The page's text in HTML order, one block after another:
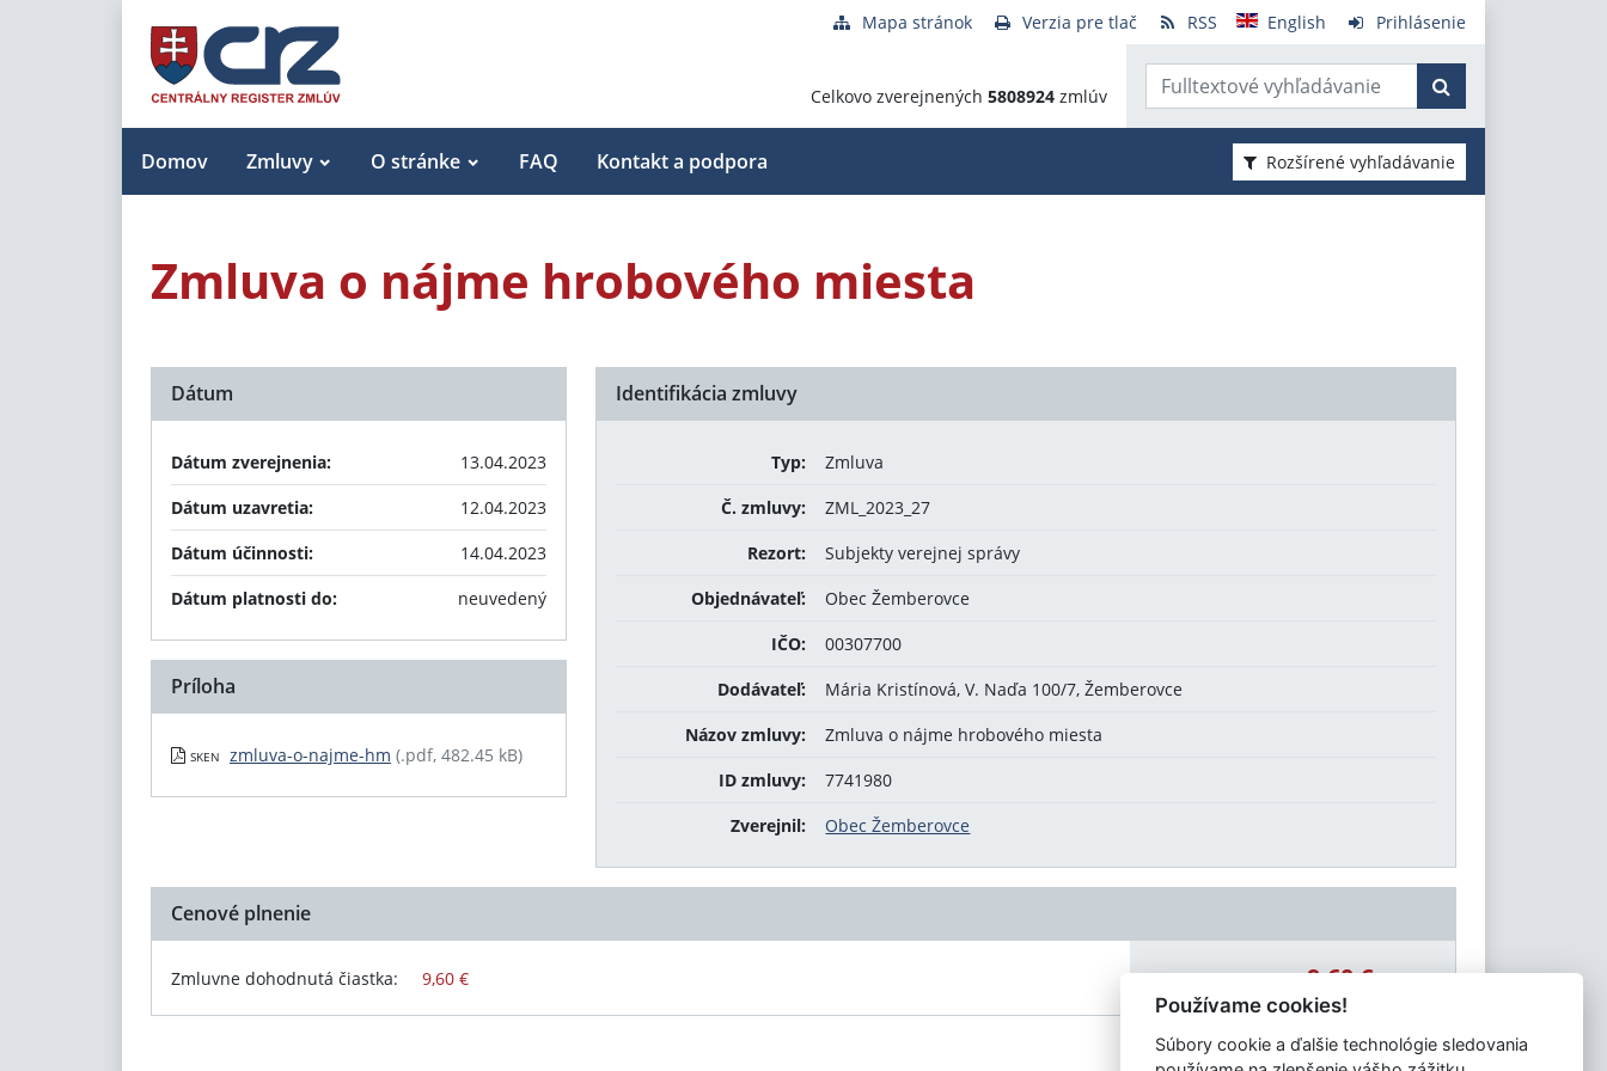
Mapa stránok Verzia pre tlač RSS English Prihlásenie
Celkovo zverejnených 5808924 zmlúv
Domov Zmluvy O stránke FAQ Kontakt a podpora Rozšírené vyhľadávanie
Zmluva o nájme hrobového miesta
Identifikácia zmluvy
Typ:
Zmluva
Č. zmluvy:
ZML_2023_27
Rezort:
Subjekty verejnej správy
Objednávateľ:
Obec Žemberovce
IČO:
00307700
Dodávateľ:
Mária Kristínová, V. Naďa 100/7, Žemberovce
Názov zmluvy:
Zmluva o nájme hrobového miesta
ID zmluvy:
7741980
Zverejnil:
Obec Žemberovce
Dátum
Dátum zverejnenia:
13.04.2023
Dátum uzavretia:
12.04.2023
Dátum účinnosti:
14.04.2023
Dátum platnosti do:
neuvedený
Príloha
SKEN zmluva-o-najme-hm (.pdf, 482.45 kB)
Cenové plnenie
Zmluvne dohodnutá čiastka: 9,60 € Celková čiastka: 9,60 €
Používame cookies!
Súbory cookie a ďalšie technológie sledovania